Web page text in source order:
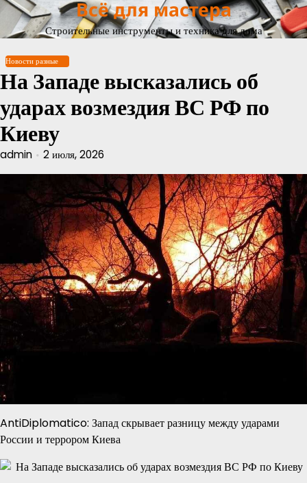
Перейти
содержимому
Всё для мастера
Строительные инструменты и техника для дома
Новости разные
На Западе высказались об
ударах возмездия ВС РФ по
Киеву
admin 2 июля, 2026
AntiDiplomatico: Запад скрывает разницу между ударами
России и террором Киева